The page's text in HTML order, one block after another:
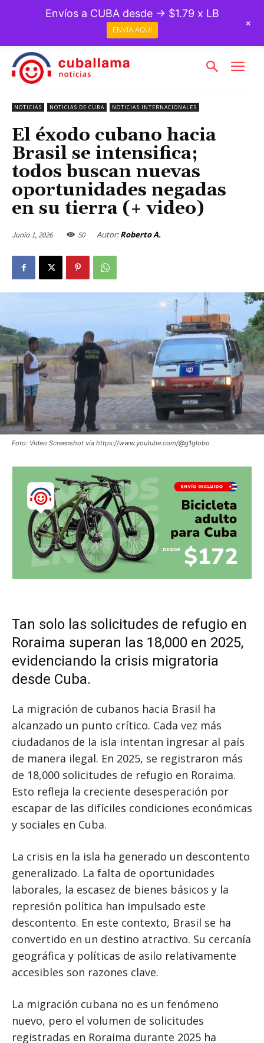
NOTICIAS NOTICIAS DE CUBA NOTICIAS INTERNACIONALES
El éxodo cubano hacia
Brasil se intensifica;
todos buscan nuevas
oportunidades negadas
en su tierra (+ video)
Junio 1, 2026 50 Autor: Roberto A.
Foto: Video Screenshot vía https://www.youtube.com/@g1globo
Tan solo las solicitudes de refugio en
Roraima superan las 18,000 en 2025,
evidenciando la crisis migratoria
desde Cuba.
La migración de cubanos hacia Brasil ha
alcanzado un punto crítico. Cada vez más
ciudadanos de la isla intentan ingresar al país
de manera ilegal. En 2025, se registraron más
de 18,000 solicitudes de refugio en Roraima.
Esto refleja la creciente desesperación por
escapar de las difíciles condiciones económicas
y sociales en Cuba.
La crisis en la isla ha generado un descontento
generalizado. La falta de oportunidades
laborales, la escasez de bienes básicos y la
represión política han impulsado este
descontento. En este contexto, Brasil se ha
convertido en un destino atractivo. Su cercanía
geográfica y políticas de asilo relativamente
accesibles son razones clave.
La migración cubana no es un fenómeno
nuevo, pero el volumen de solicitudes
registradas en Roraima durante 2025 ha
Envíos a CUBA desde → $1.79 x LB
ENVÍA AQUÍ
+